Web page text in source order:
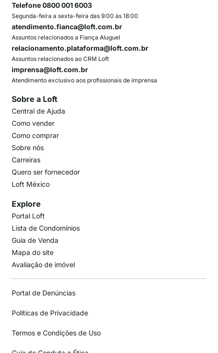
Telefone 0800 001 6003
Segunda-feira a sexta-feira das 9:00 às 18:00
atendimento.fianca@loft.com.br
Assuntos relacionados a Fiança Aluguel
relacionamento.plataforma@loft.com.br
Assuntos relacionados ao CRM Loft
imprensa@loft.com.br
Atendimento exclusivo aos profissionais de imprensa
Sobre a Loft
Central de Ajuda
Como vender
Como comprar
Sobre nós
Carreiras
Quero ser fornecedor
Loft México
Explore
Portal Loft
Lista de Condomínios
Guia de Venda
Mapa do site
Avaliação de imóvel
Portal de Denúncias
Políticas de Privacidade
Termos e Condições de Uso